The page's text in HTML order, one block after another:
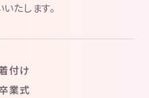
たします。
付け
業式